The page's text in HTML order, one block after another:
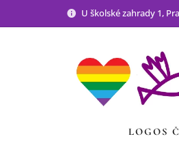
U školské zahrady 1,
LOGOS